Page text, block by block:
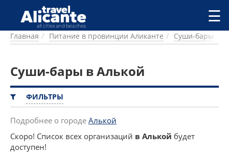
Перейти к основному содержанию
ГОРОДА
ПИТАНИЕ
ПРОЖИВАНИЕ
ПЛЯЖИ
ДОСТОПРИМЕЧАТЕЛЬНОСТИ
КЕМПИНГ
КОМАРКИ (РАЙОНЫ)
РЕЦЕПТЫ
☰
Главная Питание в провинции Аликанте Суши-бары
Суши-бары в Алькой
ФИЛЬТРЫ
Подробнее о городе Алькой
Скоро! Список всех организаций в Алькой будет
доступен!